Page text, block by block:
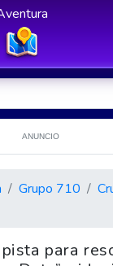
ANUNCIO
Grupo 710
para